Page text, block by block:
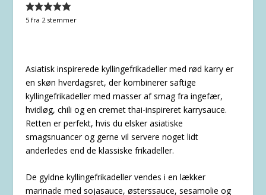
5fra 2stemmer
Asiatisk inspirerede kyllingefrikadeller med rød karry er
en skøn hverdagsret, der kombinerer saftige
kyllingefrikadeller med masser af smag fra ingefær,
hvidløg, chili og en cremet thai-inspireret karrysauce.
Retten er perfekt, hvis du elsker asiatiske
smagsnuancer og gerne vil servere noget lidt
anderledes end de klassiske frikadeller.
De gyldne kyllingefrikadeller vendes i en lækker
marinade med sojasauce, østerssauce, sesamolie og